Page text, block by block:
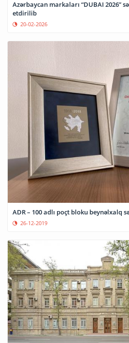
Azərbaycan markaları “DUBAI 2026”
etdirilib
20-02-2026
ADR – 100 adlı poçt bloku beynəlxalq
26-12-2019